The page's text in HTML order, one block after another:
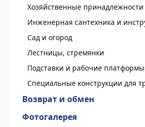
Хозяйственные принадлежности
Инженерная сантехника и
Сад и огород
Лестницы, стремянки
Подставки и рабочие платформы
Специальные конструкции для
Возврат и обмен
Фотогалерея